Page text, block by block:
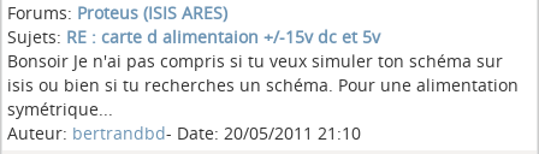
Forums: Proteus (ISIS ARES)
Sujets: RE : carte d alimentaion +/-15v dc et 5v
Bonsoir Je n'ai pas compris si tu veux simuler ton schéma sur
isis ou bien si tu recherches un schéma. Pour une alimentation
symétrique...
Auteur: bertrandbd- Date: 20/05/2011 21:10